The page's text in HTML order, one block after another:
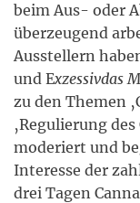
beim Aus- oder
überzeugend
Ausstellern
und Exzessivdas
zu den Themen
‚Regulierung
moderiert und
Interesse der
drei Tagen